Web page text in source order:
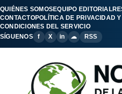
QUIÉNES SOMOSEQUIPO EDITORIAL
CONTACTOPOLÍTICA DE PRIVACIDAD
CONDICIONES DEL SERVICIO
SÍGUENOS
f X in ☁ RSS